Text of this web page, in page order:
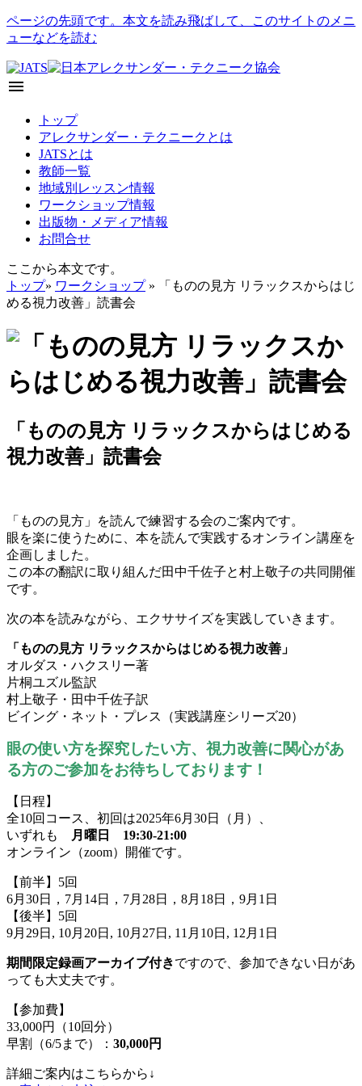
ページの先頭です。本文を読み飛ばして、このサイトのメニ
ューなどを読む
menu
トップ
アレクサンダー・テクニークとは
JATSとは
教師一覧
地域別レッスン情報
ワークショップ情報
出版物・メディア情報
お問合せ
ここから本文です。
トップ» ワークショップ» 「ものの見方 リラックスからはじ
める視力改善」読書会
「ものの見方 リラックスからはじめる
視力改善」読書会
「ものの見方」を読んで練習する会のご案内です。
眼を楽に使うために、本を読んで実践するオンライン講座を
企画しました。
この本の翻訳に取り組んだ田中千佐子と村上敬子の共同開催
です。
次の本を読みながら、エクササイズを実践していきます。
「ものの見方 リラックスからはじめる視力改善」
オルダス・ハクスリー著
片桐ユズル監訳
村上敬子・田中千佐子訳
ビイング・ネット・プレス（実践講座シリーズ20）
眼の使い方を探究したい方、視力改善に関心があ
る方のご参加をお待ちしております！
【日程】
全10回コース、初回は2025年6月30日（月）、
いずれも
月曜日 19:30-21:00
オンライン（zoom）開催です。
【前半】5回
6月30日，7月14日，7月28日，8月18日，9月1日
【後半】5回
9月29日, 10月20日, 10月27日, 11月10日, 12月1日
期間限定録画アーカイブ付きですので、参加できない日があ
っても大丈夫です。
【参加費】
33,000円（10回分）
早割（6/5まで）： 30,000円
詳細ご案内はこちらから↓